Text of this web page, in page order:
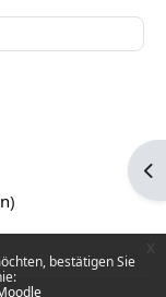
bestätigen Sie
)